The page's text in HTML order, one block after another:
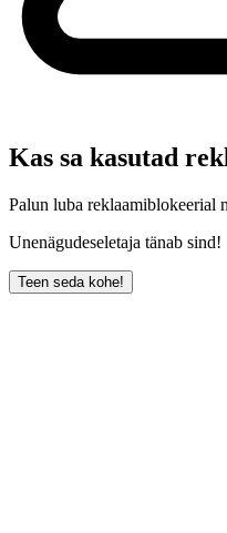
Kas sa kasutad
Palun luba reklaamiblokeerial
Unenägudeseletaja tänab sind!
Teen seda kohe!